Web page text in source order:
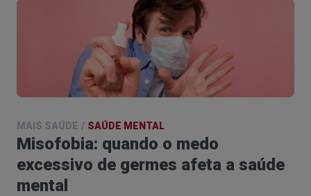
MAIS SAÚDE / SAÚDE MENTAL
Misofobia: quando o medo
excessivo de germes afeta a saúde
mental